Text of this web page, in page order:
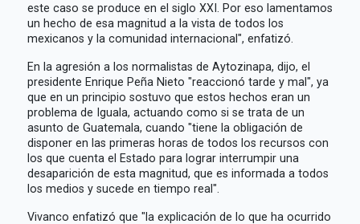
este caso se produce en el siglo XXI. Por eso lamentamos
un hecho de esa magnitud a la vista de todos los
mexicanos y la comunidad internacional", enfatizó.
En la agresión a los normalistas de Aytozinapa, dijo, el
presidente Enrique Peña Nieto "reaccionó tarde y mal", ya
que en un principio sostuvo que estos hechos eran un
problema de Iguala, actuando como si se trata de un
asunto de Guatemala, cuando "tiene la obligación de
disponer en las primeras horas de todos los recursos con
los que cuenta el Estado para lograr interrumpir una
desaparición de esta magnitud, que es informada a todos
los medios y sucede en tiempo real".
Vivanco enfatizó que "la explicación de lo que ha ocurrido